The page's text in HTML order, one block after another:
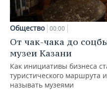
Общество 00:00
От чак-чака до
музеи Казани
Как инициативы бизнеса
туристического маршрута
называть музеями